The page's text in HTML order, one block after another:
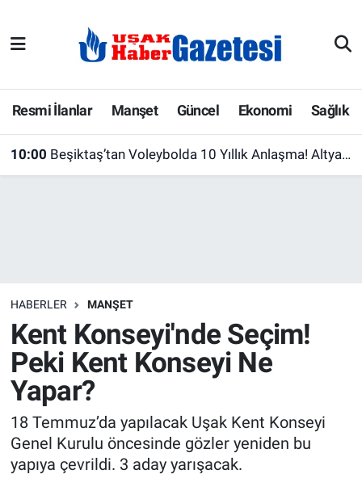
Resmi İlanlar Manşet Güncel Ekonomi Sağlık
10:00 Beşiktaş’tan Voleybolda 10 Yıllık Anlaşma! Altyapıda Yeni Dönem Başlıyor
HABERLER MANŞET
Kent Konseyi'nde Seçim!
Peki Kent Konseyi Ne
Yapar?
18 Temmuz’da yapılacak Uşak Kent Konseyi
Genel Kurulu öncesinde gözler yeniden bu
yapıya çevrildi. 3 aday yarışacak.
E-Gazete
Ekonomi
Köşe Yazarları
Kültür Sanat
Manşet
Resmi İlanlar
Sağlık
Uşak Hava Durumu
Uşak Trafik Yoğunluk Haritası